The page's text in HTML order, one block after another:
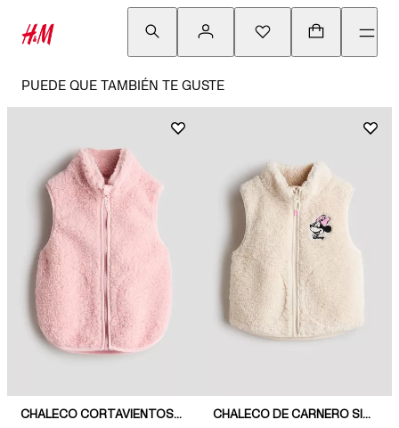
PUEDE QUE TAMBIÉN TE GUSTE
CHALECO CORTAVIENTOS EN CARNERO SINTÉTICO CHALECO DE CARNERO SINTÉTICO CON MOTIVO DECORATIVO